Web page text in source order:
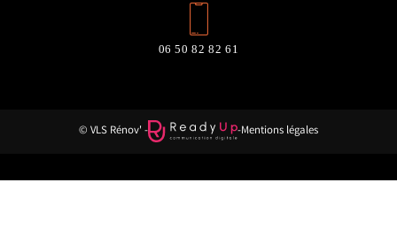
06 50 82 82 61
© VLS Rénov' - -Mentions légales